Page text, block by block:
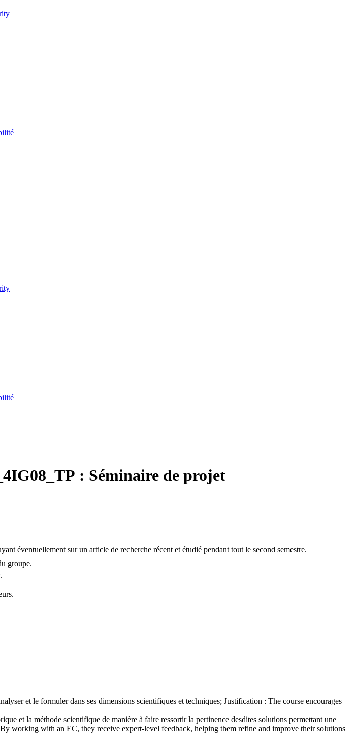
: Séminaire de projet
éventuellement sur un article de recherche récent et étudié pendant tout le second semestre.
groupe.
et le formuler dans ses dimensions scientifiques et techniques; Justification : The course encourages
et la méthode scientifique de manière à faire ressortir la pertinence desdites solutions permettant une
working with an EC, they receive expert-level feedback, helping them refine and improve their solutions